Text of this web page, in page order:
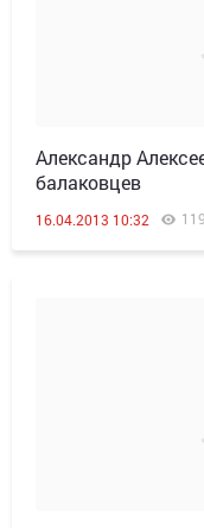
Александр
балаковцев
16.04.2013 10:32